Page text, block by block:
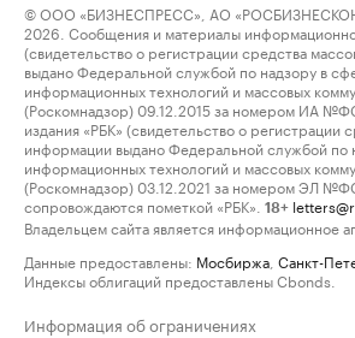
© ООО «БИЗНЕСПРЕСС», АО
2026. Сообщения и материалы
(свидетельство о регистрации средства
выдано Федеральной службой по надзору в
информационных технологий и массовых
(Роскомнадзор) 09.12.2015 за номером ИА
издания «РБК» (свидетельство о регистрации
информации выдано Федеральной службой по
информационных технологий и массовых
(Роскомнадзор) 03.12.2021 за номером ЭЛ
сопровождаются пометкой «РБК».
18+
Владельцем сайта является информационное
Данные предоставлены: Мосбиржа Санкт-
Индексы облигаций предоставлены Cbonds.
Информация об ограничениях